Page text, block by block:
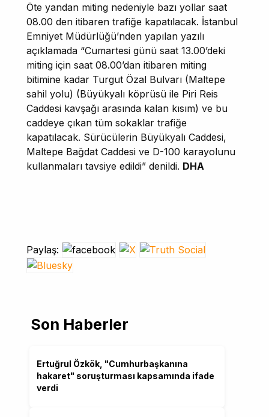
Öte yandan miting nedeniyle bazı yollar saat
08.00 den itibaren trafiğe kapatılacak. İstanbul
Emniyet Müdürlüğü’nden yapılan yazılı
açıklamada “Cumartesi günü saat 13.00’deki
miting için saat 08.00’dan itibaren miting
bitimine kadar Turgut Özal Bulvarı (Maltepe
sahil yolu) (Büyükyalı köprüsü ile Piri Reis
Caddesi kavşağı arasında kalan kısım) ve bu
caddeye çıkan tüm sokaklar trafiğe
kapatılacak. Sürücülerin Büyükyalı Caddesi,
Maltepe Bağdat Caddesi ve D-100 karayolunu
kullanmaları tavsiye edildi” denildi. DHA
Paylaş:
Son Haberler
Ertuğrul Özkök, "Cumhurbaşkanına
hakaret" soruşturması kapsamında ifade
verdi